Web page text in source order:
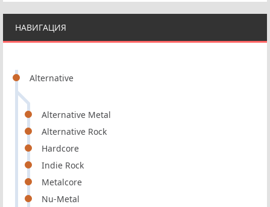
НАВИГАЦИЯ
Alternative
Alternative Metal
Alternative Rock
Hardcore
Indie Rock
Metalcore
Nu-Metal